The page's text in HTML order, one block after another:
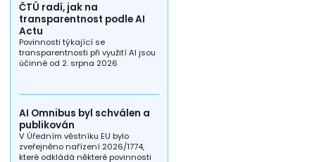
ČTÚ radí, jak na
transparentnost podle AI
Actu
Povinnosti týkající se
transparentnosti při využití AI jsou
účinné od 2. srpna 2026
AI Omnibus byl schválen a
publikován
V Úředním věstníku EU bylo
zveřejněno nařízení 2026/1774,
které odkládá některé povinnosti